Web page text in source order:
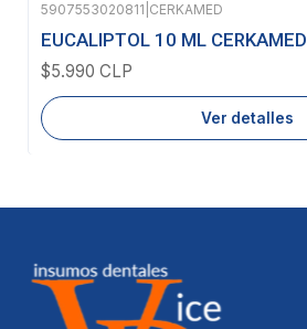
Agotado
5907553020811 CERKAMED
EUCALIPTOL 10 ML CERKAMED
$5.990 CLP
Ver detalles